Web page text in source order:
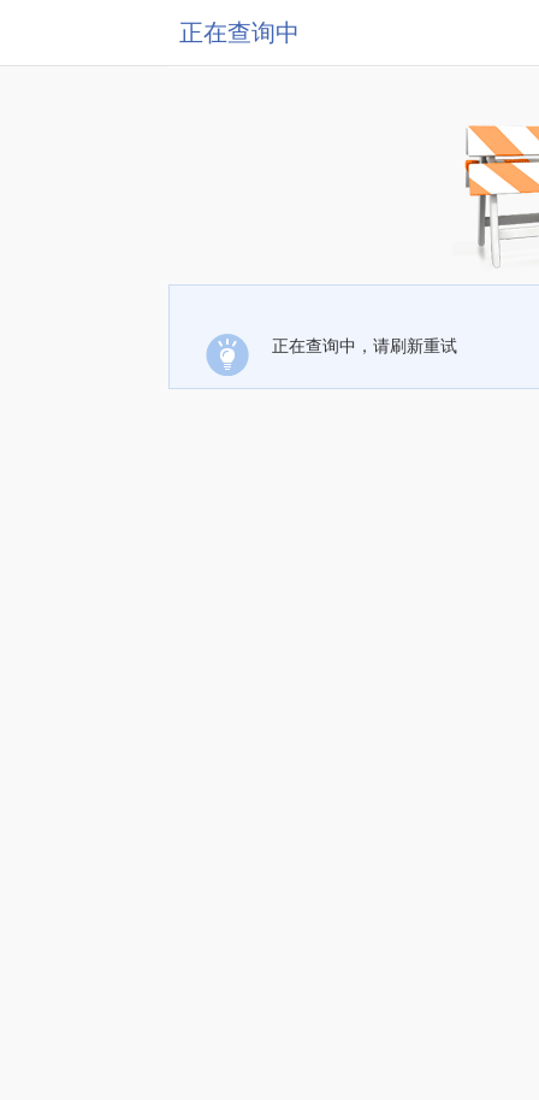
正在查询中
正在查询中，请刷新重试